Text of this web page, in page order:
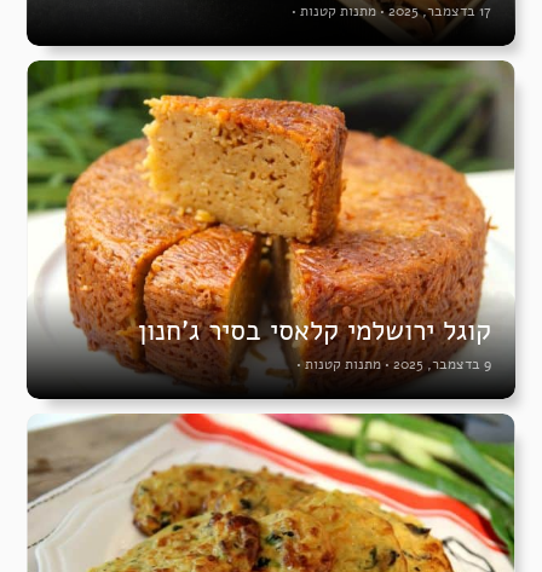
17 בדצמבר, 2025 • מתנות קטנות •
קוגל ירושלמי קלאסי בסיר ג’חנון
9 בדצמבר, 2025 •מתנות קטנות •